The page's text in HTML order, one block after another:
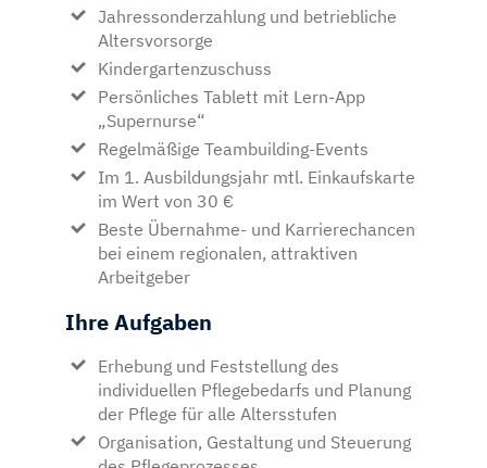
Jahressonderzahlung und betriebliche
Altersvorsorge
Kindergartenzuschuss
Persönliches Tablett mit Lern-App
„Supernurse“
Regelmäßige Teambuilding-Events
Im 1. Ausbildungsjahr mtl. Einkaufskarte
im Wert von 30 €
Beste Übernahme- und Karrierechancen
bei einem regionalen, attraktiven
Arbeitgeber
Ihre Aufgaben
Erhebung und Feststellung des
individuellen Pflegebedarfs und Planung
der Pflege für alle Altersstufen
Organisation, Gestaltung und Steuerung